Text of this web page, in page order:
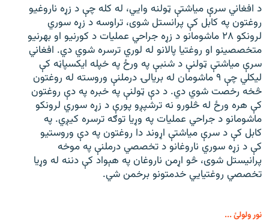
د افغاني سرې میاشتې ټولنه وایي، له کله چې د زړه ناروغیو
روغتون په کابل کې پرانستل شوی، تراوسه د زړه سوري
لرونکو ۲۸ ماشومانو د زړه جراحي عملیات د کورنیو او بهرنیو
متخصصینو او روغتیا پالانو له لوري ترسره شوي دي. افغاني
سرې میاشتې ټولنې د شنبې په ورځ په خپله ایکسپاڼه کې
لیکلي چې ۹ ماشومان له بریالۍ درملنې وروسته له روغتون
څخه رخصت شوي دي. د دې ټولنې په خبره په دې روغتون
کې هره ورځ له څلورو نه ترشپږو پورې د زړه سوري لرونکو
ماشومانو د جراحي عملیات په وړیا توګه ترسره کیږي. په
کابل کې د سرې میاشتې اړوند دا روغتون په دې وروستیو
کې د زړه سوري ناروغانو د تخصصي درملنې په موخه
پرانیستل شوی، څو اړمن ناروغان په هېواد کې دننه له وړیا
تخصصي روغتیايي خدمتونو برخمن شي.
نور ولولئ ...